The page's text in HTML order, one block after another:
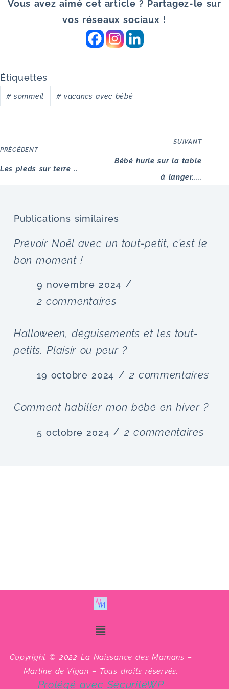
Vous avez aimé cet article ? Partagez-le sur
vos réseaux sociaux !
Étiquettes
#sommeil #vacancs avec bébé
PRÉCÉDENT
Les pieds sur terre ..
SUIVANT
Bébé hurle sur la table
à langer.....
Publications similaires
Prévoir Noël avec un tout-petit, c’est le
bon moment !
9 novembre 2024
2 commentaires
Halloween, déguisements et les tout-
petits. Plaisir ou peur ?
19 octobre 2024 2 commentaires
Comment habiller mon bébé en hiver ?
5 octobre 2024 2 commentaires
Copyright © 2022 La Naissance des Mamans –
Martine de Vigan – Tous droits réservés.
Protégé avec SécuritéWP